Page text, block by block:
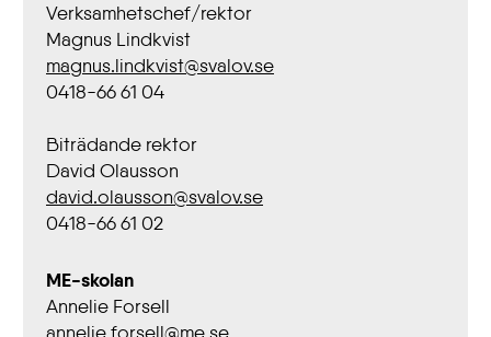
Verksamhetschef/rektor
Magnus Lindkvist
magnus.lindkvist@svalov.se
0418-66 61 04
Biträdande rektor
David Olausson
david.olausson@svalov.se
0418-66 61 02
ME-skolan
Annelie Forsell